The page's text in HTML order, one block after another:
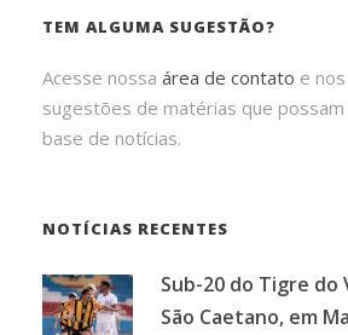
TEM ALGUMA SUGESTÃO?
Acesse nossa área de contato e
sugestões de matérias que
base de notícias.
NOTÍCIAS RECENTES
Sub-20 do Tigre do
São Caetano, em